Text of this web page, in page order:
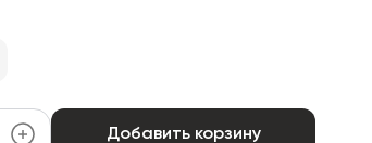
Добавить корзину